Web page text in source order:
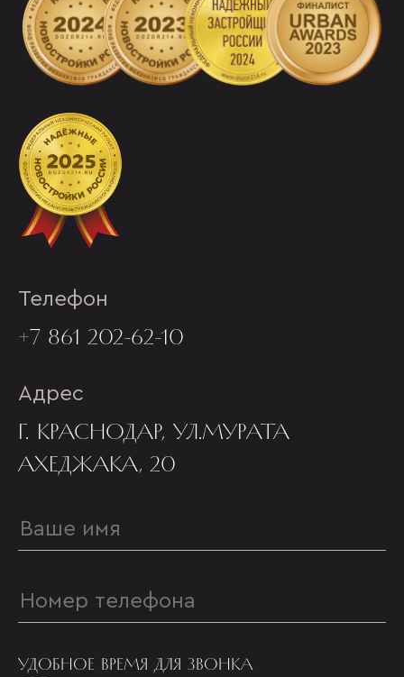
Телефон
+7 861 202-62-10
Адрес
Г. КРАСНОДАР, УЛ.МУРАТА
АХЕДЖАКА, 20
УДОБНОЕ ВРЕМЯ ДЛЯ ЗВОНКА